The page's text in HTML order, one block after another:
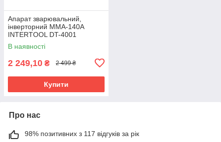
Апарат зварювальний,
інверторний MMA-140А
INTERTOOL DT-4001
В наявності
2 249,10 ₴ 2 499 ₴
Купити
Про нас
98% позитивних з 117 відгуків за рік